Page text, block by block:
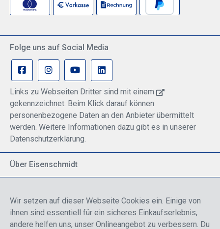
Folge uns auf Social Media
Links zu Webseiten Dritter sind mit einem
gekennzeichnet. Beim Klick darauf können
personenbezogene Daten an den Anbieter übermittelt
werden. Weitere Informationen dazu gibt es in unserer
Datenschutzerklärung.
Über Eisenschmidt
Breite Palette von Luftfahrtprodukten
Fokus auf Pilotenausbildung
Wir setzen auf dieser Webseite Cookies ein. Einige von
ihnen sind essentiell für ein sicheres Einkaufserlebnis,
andere helfen uns, unser Onlineangebot zu verbessern. Du